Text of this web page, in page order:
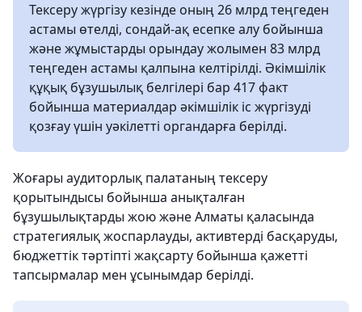
Тексеру жүргізу кезінде оның 26 млрд теңгеден
астамы өтелді, сондай-ақ есепке алу бойынша
және жұмыстарды орындау жолымен 83 млрд
теңгеден астамы қалпына келтірілді. Әкімшілік
құқық бұзушылық белгілері бар 417 факт
бойынша материалдар әкімшілік іс жүргізуді
қозғау үшін уәкілетті органдарға берілді.
Жоғары аудиторлық палатаның тексеру
қорытындысы бойынша анықталған
бұзушылықтарды жою және Алматы қаласында
стратегиялық жоспарлауды, активтерді басқаруды,
бюджеттік тәртіпті жақсарту бойынша қажетті
тапсырмалар мен ұсынымдар берілді.